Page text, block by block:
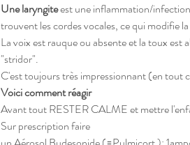
Une laryngite est une inflammation/
trouvent les cordes vocales, ce qui modifie
La voix est rauque ou absente et la toux
"stridor".
C'est toujours très impressionnant (en tout
Voici comment réagir
Avant tout RESTER CALME et mettre
Sur prescription faire